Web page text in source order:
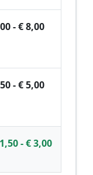
- € 8,00
- € 5,00
- € 3,00